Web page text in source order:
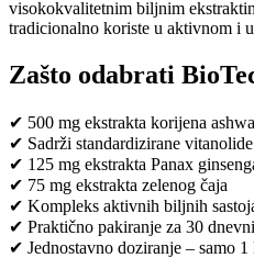
visokokvalitetnim biljnim
tradicionalno koriste u aktivnom i
Zašto odabrati
✔ 500 mg ekstrakta korijena
✔ Sadrži standardizirane vitanolide
✔ 125 mg ekstrakta Panax
✔ 75 mg ekstrakta zelenog čaja
✔ Kompleks aktivnih biljnih
✔ Praktično pakiranje za 30
✔ Jednostavno doziranje – samo 1